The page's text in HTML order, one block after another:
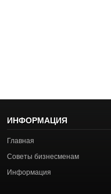
ИНФОРМАЦИЯ
Главная
Советы бизнесменам
Информация